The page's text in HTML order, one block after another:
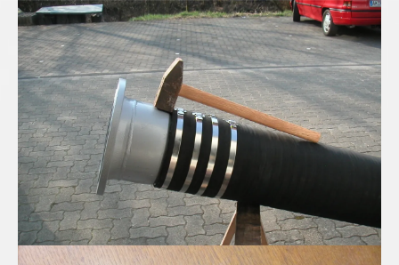
Spiral Saug-Druckschlauch in DN300
Edelstahl Mini-Rohrbögen